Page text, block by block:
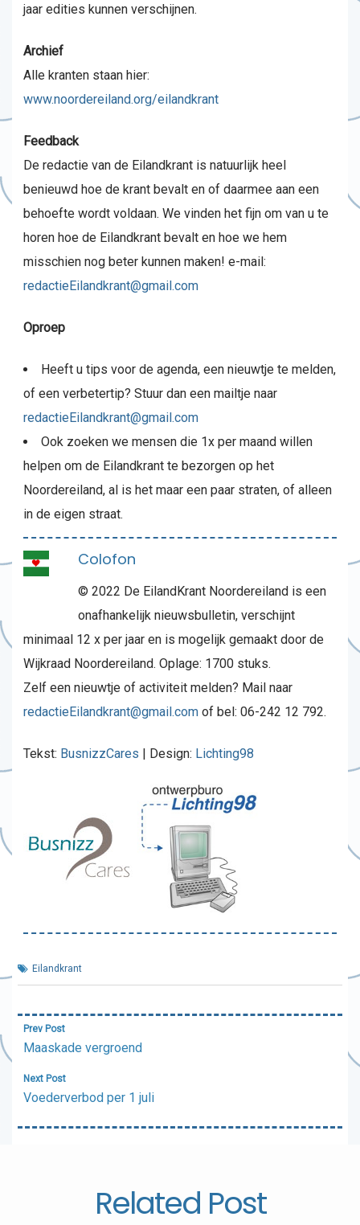
jaar edities kunnen verschijnen.
Archief
Alle kranten staan hier:
www.noordereiland.org/eilandkrant
Feedback
De redactie van de Eilandkrant is natuurlijk heel
benieuwd hoe de krant bevalt en of daarmee aan een
behoefte wordt voldaan. We vinden het fijn om van u te
horen hoe de Eilandkrant bevalt en hoe we hem
misschien nog beter kunnen maken! e-mail:
redactieEilandkrant@gmail.com
Oproep
Heeft u tips voor de agenda, een nieuwtje te melden,
of een verbetertip? Stuur dan een mailtje naar
redactieEilandkrant@gmail.com
Ook zoeken we mensen die 1x per maand willen
helpen om de Eilandkrant te bezorgen op het
Noordereiland, al is het maar een paar straten, of alleen
in de eigen straat.
Colofon
© 2022 De EilandKrant Noordereiland is een
onafhankelijk nieuwsbulletin, verschijnt
minimaal 12 x per jaar en is mogelijk gemaakt door de
Wijkraad Noordereiland. Oplage: 1700 stuks.
Zelf een nieuwtje of activiteit melden? Mail naar
redactieEilandkrant@gmail.com of bel: 06-242 12 792.
Tekst: BusnizzCares | Design: Lichting98
Eilandkrant
Bericht
navigatie
Prev Post
Maaskade vergroend
Next Post
Voederverbod per 1 juli
Related Post